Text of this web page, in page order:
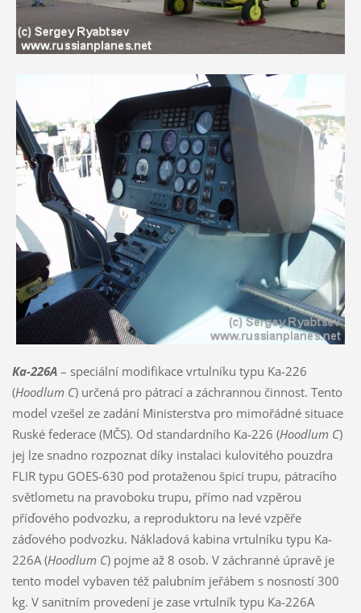
Ka-226A– speciální modifikace vrtulníku typu Ka-226
(Hoodlum C) určená pro pátrací a záchrannou činnost. Tento
model vzešel ze zadání Ministerstva pro mimořádné situace
Ruské federace (MČS). Od standardního Ka-226 (Hoodlum C)
jej lze snadno rozpoznat díky instalaci kulovitého pouzdra
FLIR typu GOES-630 pod protaženou špicí trupu, pátracího
světlometu na pravoboku trupu, přímo nad vzpěrou
příďového podvozku, a reproduktoru na levé vzpěře
záďového podvozku. Nákladová kabina vrtulníku typu Ka-
226A (Hoodlum C) pojme až 8 osob. V záchranné úpravě je
tento model vybaven též palubním jeřábem s nosností 300
kg. V sanitním provedení je zase vrtulník typu Ka-226A